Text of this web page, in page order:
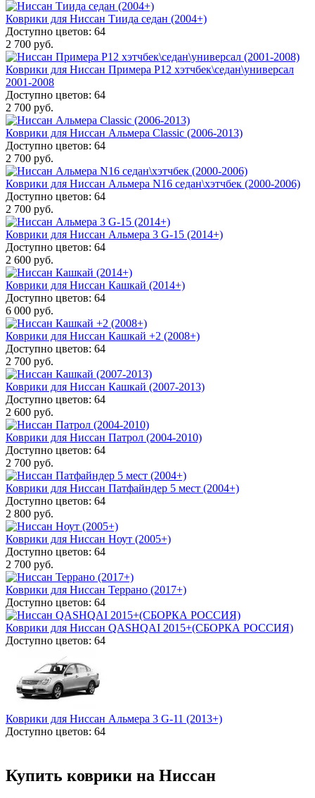
Коврики для Ниссан Тиида седан (2004+)
Доступно цветов: 64
2 700 руб.
Коврики для Ниссан Примера P12 хэтчбек\седан\универсал
2001-2008
Доступно цветов: 64
2 700 руб.
Коврики для Ниссан Альмера Classic (2006-2013)
Доступно цветов: 64
2 700 руб.
Коврики для Ниссан Альмера N16 седан\хэтчбек (2000-2006)
Доступно цветов: 64
2 700 руб.
Коврики для Ниссан Альмера 3 G-15 (2014+)
Доступно цветов: 64
2 600 руб.
Коврики для Ниссан Кашкай (2014+)
Доступно цветов: 64
6 000 руб.
Коврики для Ниссан Кашкай +2 (2008+)
Доступно цветов: 64
2 700 руб.
Коврики для Ниссан Кашкай (2007-2013)
Доступно цветов: 64
2 600 руб.
Коврики для Ниссан Патрол (2004-2010)
Доступно цветов: 64
2 700 руб.
Коврики для Ниссан Патфайндер 5 мест (2004+)
Доступно цветов: 64
2 800 руб.
Коврики для Ниссан Ноут (2005+)
Доступно цветов: 64
2 700 руб.
Коврики для Ниссан Террано (2017+)
Доступно цветов: 64
Коврики для Ниссан QASHQAI 2015+(СБОРКА РОССИЯ)
Доступно цветов: 64
Коврики для Ниссан Альмера 3 G-11 (2013+)
Доступно цветов: 64
Купить коврики на Ниссан